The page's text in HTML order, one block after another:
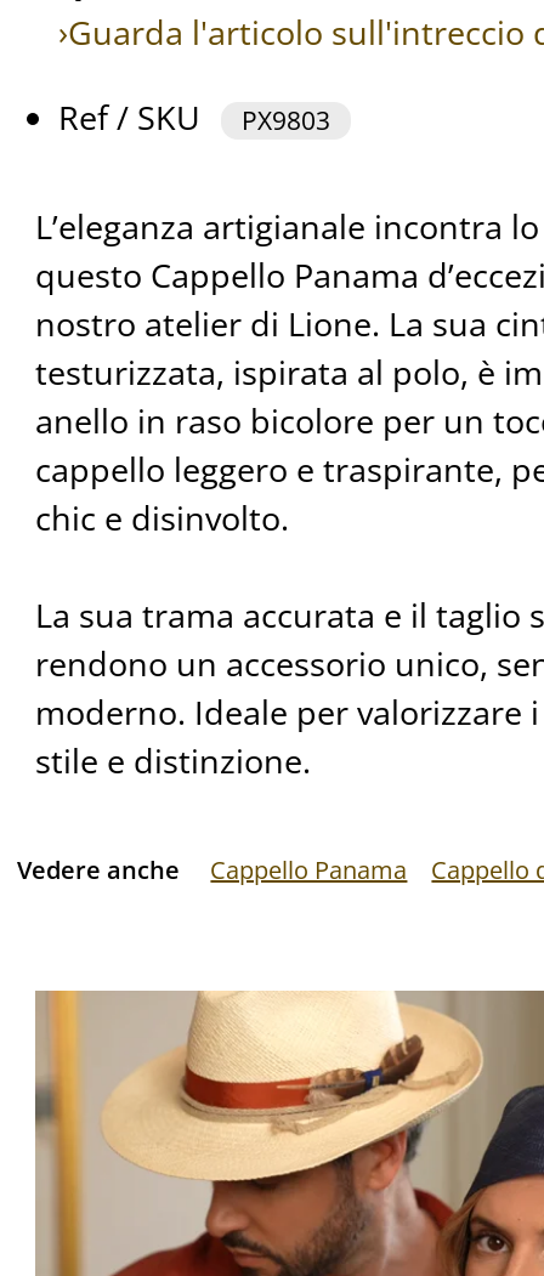
›Guarda l'articolo sull'intreccio
Ref / SKU
PX9803
L’eleganza artigianale incontra
questo Cappello Panama
nostro atelier di Lione. La sua
testurizzata, ispirata al polo, è
anello in raso bicolore per un
cappello leggero e traspirante,
chic e disinvolto.
La sua trama accurata e il
rendono un accessorio unico,
moderno. Ideale per
stile e distinzione.
Vedere anche Cappello Panama Cappello